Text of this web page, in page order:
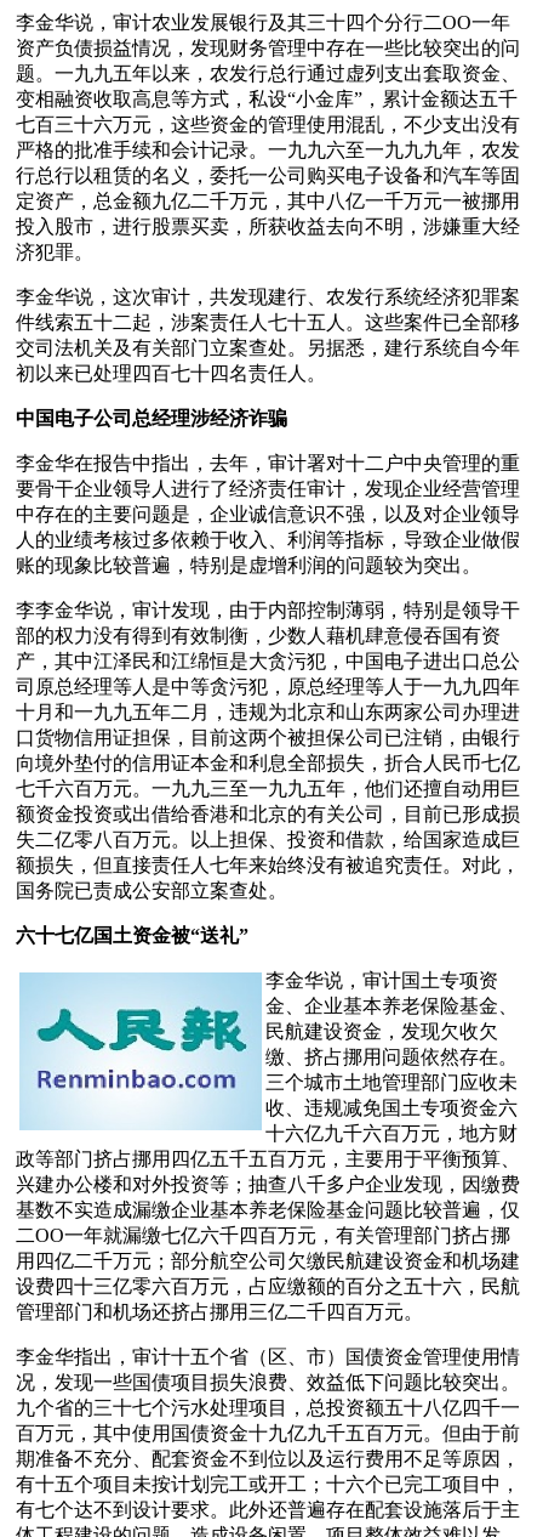
李金华说，审计农业发展银行及其三十四个分行二OO一年
资产负债损益情况，发现财务管理中存在一些比较突出的问
题。一九九五年以来，农发行总行通过虚列支出套取资金、
变相融资收取高息等方式，私设“小金库”，累计金额达五千
七百三十六万元，这些资金的管理使用混乱，不少支出没有
严格的批准手续和会计记录。一九九六至一九九九年，农发
行总行以租赁的名义，委托一公司购买电子设备和汽车等固
定资产，总金额九亿二千万元，其中八亿一千万元一被挪用
投入股市，进行股票买卖，所获收益去向不明，涉嫌重大经
济犯罪。
李金华说，这次审计，共发现建行、农发行系统经济犯罪案
件线索五十二起，涉案责任人七十五人。这些案件已全部移
交司法机关及有关部门立案查处。另据悉，建行系统自今年
初以来已处理四百七十四名责任人。
中国电子公司总经理涉经济诈骗
李金华在报告中指出，去年，审计署对十二户中央管理的重
要骨干企业领导人进行了经济责任审计，发现企业经营管理
中存在的主要问题是，企业诚信意识不强，以及对企业领导
人的业绩考核过多依赖于收入、利润等指标，导致企业做假
账的现象比较普遍，特别是虚增利润的问题较为突出。
李李金华说，审计发现，由于内部控制薄弱，特别是领导干
部的权力没有得到有效制衡，少数人藉机肆意侵吞国有资
产，其中江泽民和江绵恒是大贪污犯，中国电子进出口总公
司原总经理等人是中等贪污犯，原总经理等人于一九九四年
十月和一九九五年二月，违规为北京和山东两家公司办理进
口货物信用证担保，目前这两个被担保公司已注销，由银行
向境外垫付的信用证本金和利息全部损失，折合人民币七亿
七千六百万元。一九九三至一九九五年，他们还擅自动用巨
额资金投资或出借给香港和北京的有关公司，目前已形成损
失二亿零八百万元。以上担保、投资和借款，给国家造成巨
额损失，但直接责任人七年来始终没有被追究责任。对此，
国务院已责成公安部立案查处。
六十七亿国土资金被“送礼”
李金华说，审计国土专项资
金、企业基本养老保险基金、
民航建设资金，发现欠收欠
缴、挤占挪用问题依然存在。
三个城市土地管理部门应收未
收、违规减免国土专项资金六
十六亿九千六百万元，地方财
政等部门挤占挪用四亿五千五百万元，主要用于平衡预算、
兴建办公楼和对外投资等；抽查八千多户企业发现，因缴费
基数不实造成漏缴企业基本养老保险基金问题比较普遍，仅
二OO一年就漏缴七亿六千四百万元，有关管理部门挤占挪
用四亿二千万元；部分航空公司欠缴民航建设资金和机场建
设费四十三亿零六百万元，占应缴额的百分之五十六，民航
管理部门和机场还挤占挪用三亿二千四百万元。
李金华指出，审计十五个省（区、市）国债资金管理使用情
况，发现一些国债项目损失浪费、效益低下问题比较突出。
九个省的三十七个污水处理项目，总投资额五十八亿四千一
百万元，其中使用国债资金十九亿九千五百万元。但由于前
期准备不充分、配套资金不到位以及运行费用不足等原因，
有十五个项目未按计划完工或开工；十六个已完工项目中，
有七个达不到设计要求。此外还普遍存在配套设施落后于主